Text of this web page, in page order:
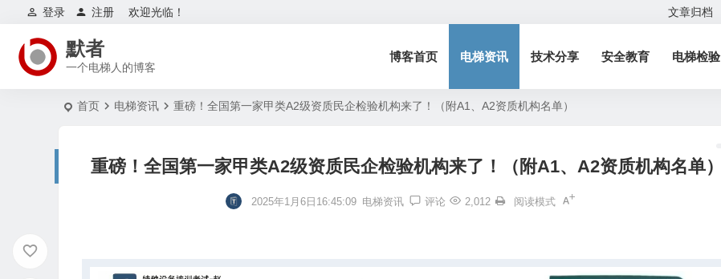
欢迎光临！
登录 注册 文章归档
默者
一个电梯人的博客
博客首页 电梯资讯 技术分享 安全教育 电梯检验
首页 电梯资讯 重磅！全国第一家甲类A2级资质民企检验机构来了！（附A1、A2资质机构名单）
重磅！全国第一家甲类A2级资质民企检验机构来了！（附A1、A2资质机构名单）
2025年1月6日16:45:09 电梯资讯 评论 2,012 阅读模式